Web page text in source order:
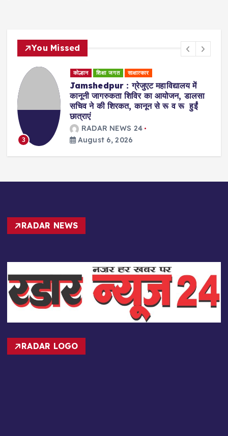
You Missed
3
कोल्हान शिक्षा जगत साक्षात्कार
Jamshedpur : ग्रेजुएट महाविद्यालय में
कानूनी जागरुकता शिविर का आयोजन, डालसा
सचिव ने की शिरकत, कानून से रू व रू हुईं
छात्राएं
RADAR NEWS 24
August 6, 2026
RADAR NEWS
RADAR LOGO